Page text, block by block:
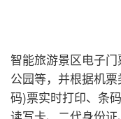
智能旅游景区电子门
公园等，并根据机
码)票实时打印、条